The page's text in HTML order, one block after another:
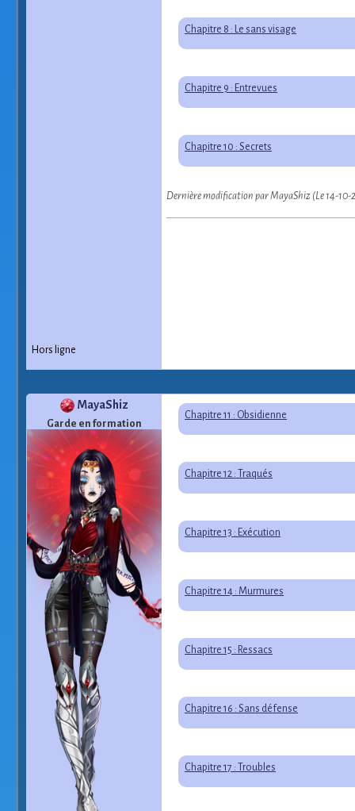
Chapitre 8 : Le sans visage
Chapitre 9 : Entrevues
Chapitre 10 : Secrets
Dernière modification par MayaShiz (Le 14-10-
Hors ligne
MayaShiz
Garde en formation
Chapitre 11 : Obsidienne
Chapitre 12 : Traqués
Chapitre 13 : Exécution
Chapitre 14 : Murmures
Chapitre 15 : Ressacs
Chapitre 16 : Sans défense
Chapitre 17 : Troubles